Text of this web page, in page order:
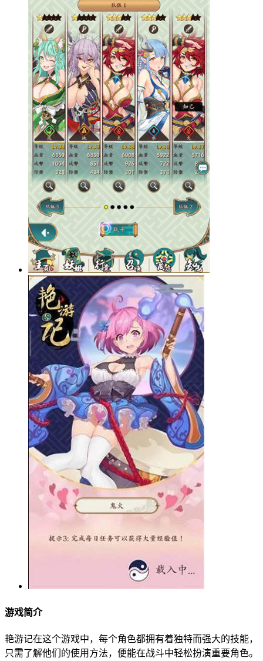
游戏简介
艳游记在这个游戏中，每个角色都拥有着独特而强大的技能，
只需了解他们的使用方法，便能在战斗中轻松扮演重要角色。